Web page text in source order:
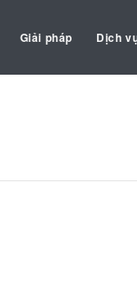
Giải pháp Dịch